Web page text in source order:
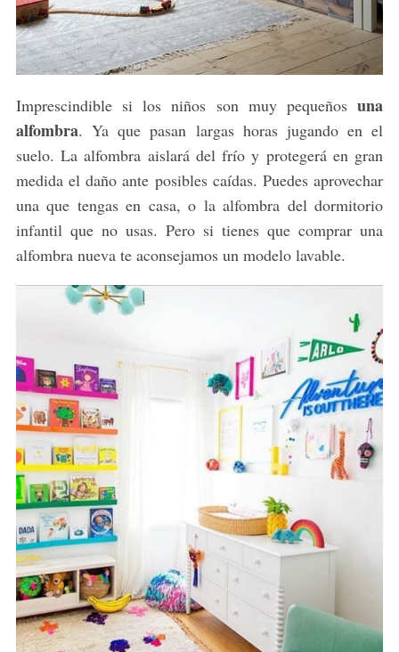
Imprescindible si los niños son muy pequeñosuna
alfombra. Ya que pasan largas horas jugando en el
suelo. La alfombra aislará del frío y protegerá en gran
medida el daño ante posibles caídas. Puedes aprovechar
una que tengas en casa, o la alfombra del dormitorio
infantil que no usas. Pero si tienes que comprar una
alfombra nueva te aconsejamos un modelo lavable.